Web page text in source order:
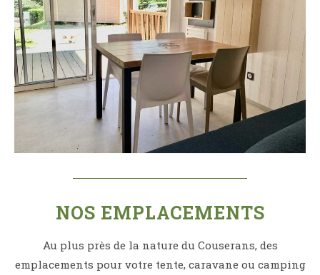
NOS EMPLACEMENTS
Au plus près de la nature du Couserans, des
emplacements pour votre tente, caravane ou camping